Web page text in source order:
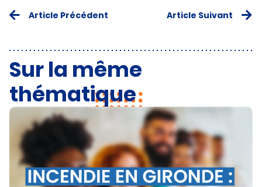
Article Précédent Article Suivant
Sur la même
thématique